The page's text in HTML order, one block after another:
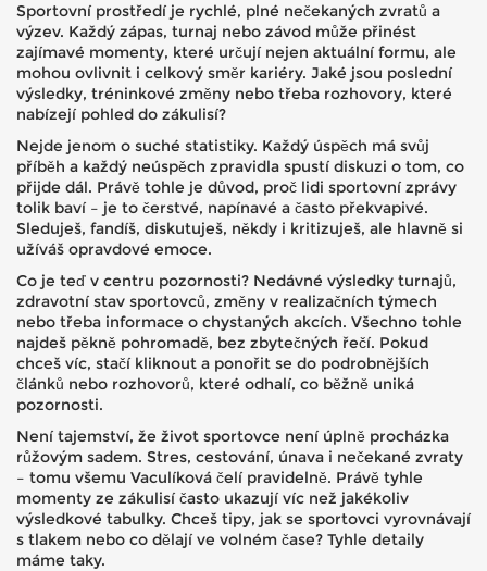
Sportovní prostředí je rychlé, plné nečekaných zvratů a
výzev. Každý zápas, turnaj nebo závod může přinést
zajímavé momenty, které určují nejen aktuální formu, ale
mohou ovlivnit i celkový směr kariéry. Jaké jsou poslední
výsledky, tréninkové změny nebo třeba rozhovory, které
nabízejí pohled do zákulisí?
Nejde jenom o suché statistiky. Každý úspěch má svůj
příběh a každý neúspěch zpravidla spustí diskuzi o tom, co
přijde dál. Právě tohle je důvod, proč lidi sportovní zprávy
tolik baví – je to čerstvé, napínavé a často překvapivé.
Sleduješ, fandíš, diskutuješ, někdy i kritizuješ, ale hlavně si
užíváš opravdové emoce.
Co je teď v centru pozornosti? Nedávné výsledky turnajů,
zdravotní stav sportovců, změny v realizačních týmech
nebo třeba informace o chystaných akcích. Všechno tohle
najdeš pěkně pohromadě, bez zbytečných řečí. Pokud
chceš víc, stačí kliknout a ponořit se do podrobnějších
článků nebo rozhovorů, které odhalí, co běžně uniká
pozornosti.
Není tajemství, že život sportovce není úplně procházka
růžovým sadem. Stres, cestování, únava i nečekané zvraty
– tomu všemu Vaculíková čelí pravidelně. Právě tyhle
momenty ze zákulisí často ukazují víc než jakékoliv
výsledkové tabulky. Chceš tipy, jak se sportovci vyrovnávají
s tlakem nebo co dělají ve volném čase? Tyhle detaily
máme taky.